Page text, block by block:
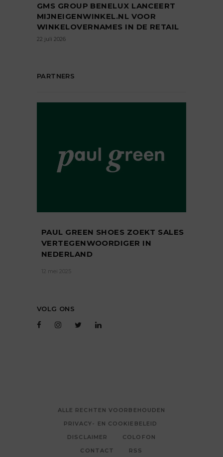
GMS GROUP BENELUX LANCEERT
MIJNEIGENWINKEL.NL VOOR
WINKELOVERNAMES IN DE RETAIL
22 juli 2026
PARTNERS
PAUL GREEN SHOES ZOEKT SALES
VERTEGENWOORDIGER IN
NEDERLAND
12 mei 2025
VOLG ONS
ALLE RECHTEN VOORBEHOUDEN
PRIVACY- EN COOKIEBELEID
DISCLAIMER
COLOFON
CONTACT
RSS